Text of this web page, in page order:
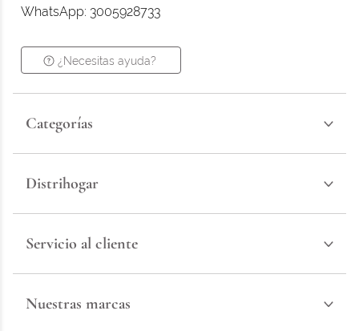
WhatsApp: 3005928733
¿Necesitas ayuda?
Categorías
Distrihogar
Servicio al cliente
Nuestras marcas